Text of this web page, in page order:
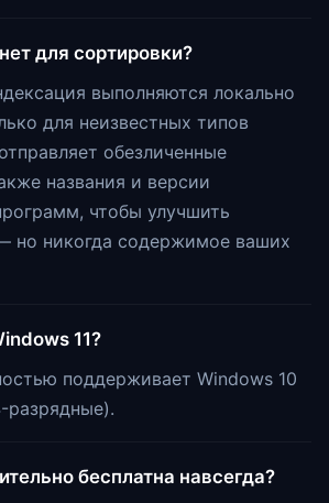
для сортировки?
выполняются локально
для неизвестных типов
обезличенные
названия и версии
чтобы улучшить
но никогда содержимое ваших
11?
поддерживает Windows 10
разрядные).
бесплатна навсегда?